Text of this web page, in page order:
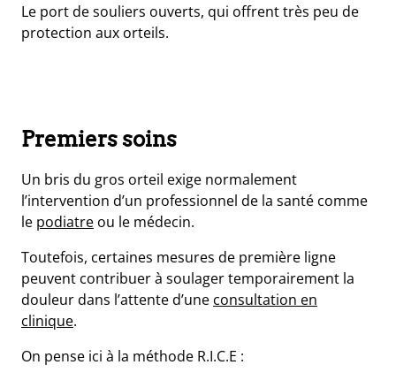
Le port de souliers ouverts, qui offrent très peu de
protection aux orteils.
Premiers soins
Un bris du gros orteil exige normalement
l’intervention d’un professionnel de la santé comme
le podiatre ou le médecin.
Toutefois, certaines mesures de première ligne
peuvent contribuer à soulager temporairement la
douleur dans l’attente d’une consultation en
clinique.
On pense ici à la méthode R.I.C.E :